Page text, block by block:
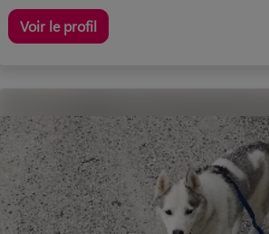
Voir le profil